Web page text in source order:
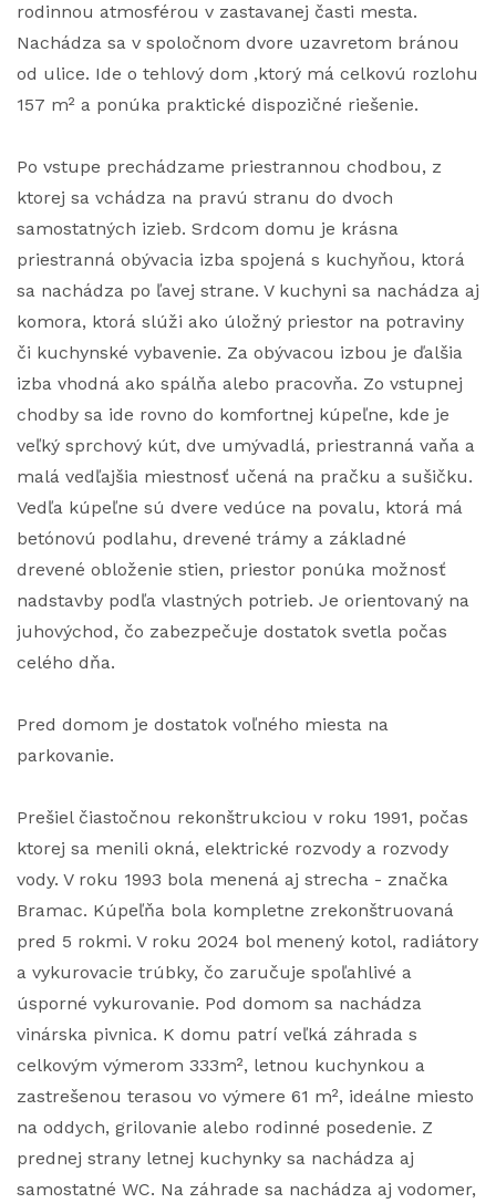
rodinnou atmosférou v zastavanej časti mesta.
Nachádza sa v spoločnom dvore uzavretom bránou
od ulice. Ide o tehlový dom ,ktorý má celkovú rozlohu
157 m² a ponúka praktické dispozičné riešenie.
Po vstupe prechádzame priestrannou chodbou, z
ktorej sa vchádza na pravú stranu do dvoch
samostatných izieb. Srdcom domu je krásna
priestranná obývacia izba spojená s kuchyňou, ktorá
sa nachádza po ľavej strane. V kuchyni sa nachádza aj
komora, ktorá slúži ako úložný priestor na potraviny
či kuchynské vybavenie. Za obývacou izbou je ďalšia
izba vhodná ako spálňa alebo pracovňa. Zo vstupnej
chodby sa ide rovno do komfortnej kúpeľne, kde je
veľký sprchový kút, dve umývadlá, priestranná vaňa a
malá vedľajšia miestnosť učená na pračku a sušičku.
Vedľa kúpeľne sú dvere vedúce na povalu, ktorá má
betónovú podlahu, drevené trámy a základné
drevené obloženie stien, priestor ponúka možnosť
nadstavby podľa vlastných potrieb. Je orientovaný na
juhovýchod, čo zabezpečuje dostatok svetla počas
celého dňa.
Pred domom je dostatok voľného miesta na
parkovanie.
Prešiel čiastočnou rekonštrukciou v roku 1991, počas
ktorej sa menili okná, elektrické rozvody a rozvody
vody. V roku 1993 bola menená aj strecha - značka
Bramac. Kúpeľňa bola kompletne zrekonštruovaná
pred 5 rokmi. V roku 2024 bol menený kotol, radiátory
a vykurovacie trúbky, čo zaručuje spoľahlivé a
úsporné vykurovanie. Pod domom sa nachádza
vinárska pivnica. K domu patrí veľká záhrada s
celkovým výmerom 333m², letnou kuchynkou a
zastrešenou terasou vo výmere 61 m², ideálne miesto
na oddych, grilovanie alebo rodinné posedenie. Z
prednej strany letnej kuchynky sa nachádza aj
samostatné WC. Na záhrade sa nachádza aj vodomer,